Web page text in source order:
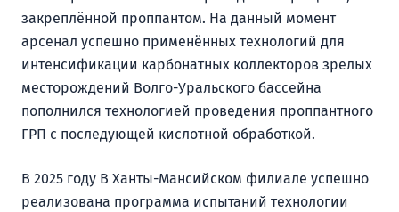
закреплённой проппантом. На данный момент
арсенал успешно применённых технологий для
интенсификации карбонатных коллекторов зрелых
месторождений Волго-Уральского бассейна
пополнился технологией проведения проппантного
ГРП с последующей кислотной обработкой.
В 2025 году В Ханты-Мансийском филиале успешно
реализована программа испытаний технологии